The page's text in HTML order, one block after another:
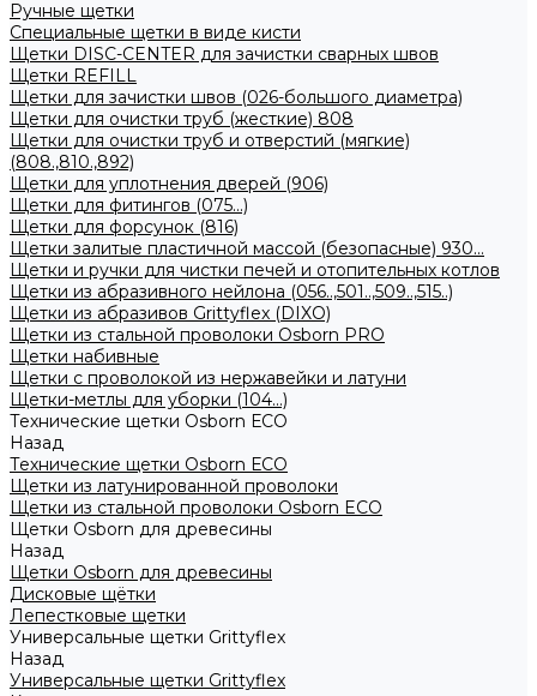
Ручные щетки
Специальные щетки в виде кисти
Щетки DISC-CENTER для зачистки сварных швов
Щетки REFILL
Щетки для зачистки швов (026-большого диаметра)
Щетки для очистки труб (жесткие) 808
Щетки для очистки труб и отверстий (мягкие)
(808.,810.,892)
Щетки для уплотнения дверей (906)
Щетки для фитингов (075...)
Щетки для форсунок (816)
Щетки залитые пластичной массой (безопасные) 930...
Щетки и ручки для чистки печей и отопительных котлов
Щетки из абразивного нейлона (056..,501..,509..,515..)
Щетки из абразивов Grittyflex (DIXO)
Щетки из стальной проволоки Osborn PRO
Щетки набивные
Щетки с проволокой из нержавейки и латуни
Щетки-метлы для уборки (104...)
Технические щетки Osborn ЕСО
Назад
Технические щетки Osborn ЕСО
Щетки из латунированной проволоки
Щетки из стальной проволоки Osborn ECO
Щетки Osborn для древесины
Назад
Щетки Osborn для древесины
Дисковые щётки
Лепестковые щетки
Универсальные щетки Grittyflex
Назад
Универсальные щетки Grittyflex